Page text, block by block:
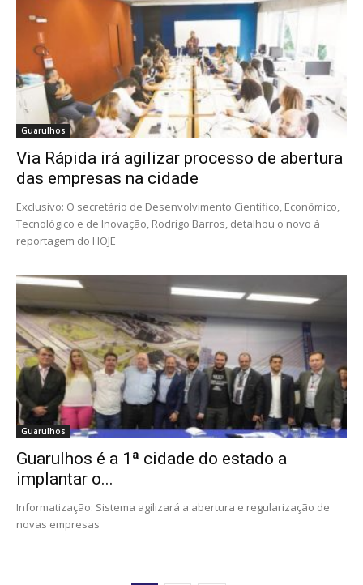
Guarulhos
Via Rápida irá agilizar processo de abertura
das empresas na cidade
Exclusivo: O secretário de Desenvolvimento Científico, Econômico,
Tecnológico e de Inovação, Rodrigo Barros, detalhou o novo à
reportagem do HOJE
Guarulhos
Guarulhos é a 1ª cidade do estado a
implantar o...
Informatização: Sistema agilizará a abertura e regularização de
novas empresas